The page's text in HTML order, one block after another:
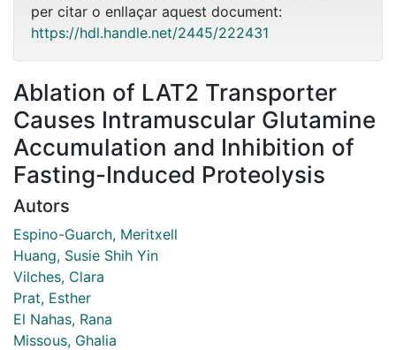
per citar o enllaçar aquest document:
https://hdl.handle.net/2445/222431
Ablation of LAT2 Transporter
Causes Intramuscular Glutamine
Accumulation and Inhibition of
Fasting-Induced Proteolysis
Autors
Espino-Guarch, Meritxell
Huang, Susie Shih Yin
Vilches, Clara
Prat, Esther
El Nahas, Rana
Missous, Ghalia